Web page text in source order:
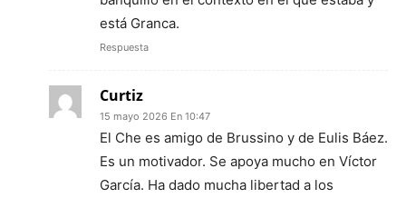
está Granca.
Respuesta
Curtiz
15 mayo 2026 En 10:47
El Che es amigo de Brussino y de Eulis Báez.
Es un motivador. Se apoya mucho en Víctor
García. Ha dado mucha libertad a los